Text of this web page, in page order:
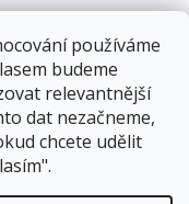
používáme
budeme
relevantnější
dat nezačneme,
chcete udělit